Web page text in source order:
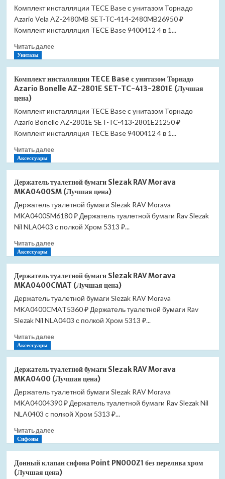
с
унитазом
Торнадо
AZ-
UQ3-
SET-
0046-
UQ3-
MB
цена)
Комплект инсталляции TECE Base с унитазом Торнадо
Azario Vela AZ-2480MB SET-TC-414-2480MB26950 ₽
Комплект инсталляция TECE Base 9400412 4 в 1...
Читать далееПрочитать
инсталляции
TECE
с
унитазом
Торнадо
Vela
2480MB
TC-
414-
2480MB
(Лучшая
цена)
Унитазы
Комплект инсталляции TECE Base с унитазом Торнадо
Azario Bonelle AZ-2801E SET-TC-413-2801E (Лучшая
цена)
Комплект инсталляции TECE Base с унитазом Торнадо
Azario Bonelle AZ-2801E SET-TC-413-2801E21250 ₽
Комплект инсталляция TECE Base 9400412 4 в 1...
Читать далееПрочитать
инсталляции
TECE
Base
с
унитазом
Azario
AZ-
SET-
413-
2801E
(Лучшая
Аксессуары
Держатель туалетной бумаги Slezak RAV Morava
MKA0400SM (Лучшая цена)
Держатель туалетной бумаги Slezak RAV Morava
MKA0400SM6180 ₽ Держатель туалетной бумаги Rav Slezak
Nil NLA0403 с полкой Хром 5313 ₽...
Читать далееПрочитать
туалетной
бумаги
Slezak
RAV
Morava
(Лучшая
Аксессуары
Держатель туалетной бумаги Slezak RAV Morava
MKA0400CMAT (Лучшая цена)
Держатель туалетной бумаги Slezak RAV Morava
MKA0400CMAT5360 ₽ Держатель туалетной бумаги Rav
Slezak Nil NLA0403 с полкой Хром 5313 ₽...
Читать далееПрочитать
туалетной
бумаги
Slezak
RAV
Morava
(Лучшая
Аксессуары
Держатель туалетной бумаги Slezak RAV Morava
MKA0400 (Лучшая цена)
Держатель туалетной бумаги Slezak RAV Morava
MKA04004390 ₽ Держатель туалетной бумаги Rav Slezak Nil
NLA0403 с полкой Хром 5313 ₽...
Читать далееПрочитать
туалетной
бумаги
Сифоны
Донный клапан сифона Point PN000Z1 без перелива хром
(Лучшая цена)